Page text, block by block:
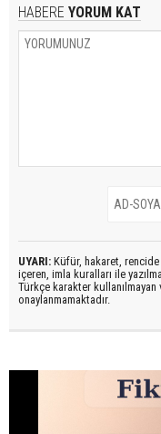
HABERE YORUM KAT
UYARI: Küfür, hakaret, rencide
içeren, imla kuralları ile
Türkçe karakter kullanılmayan
onaylanmamaktadır.